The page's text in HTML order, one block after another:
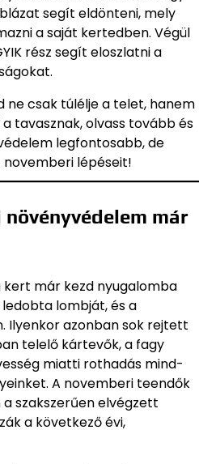
segít eldönteni, mely
a saját kertedben. Végül
rész segít eloszlatni a
ne csak túlélje a telet, hanem
tavasznak, olvass tovább és
legfontosabb, de
lépéseit!
már
már kezd nyugalomba
lombját, és a
Ilyenkor azonban sok rejtett
telelő kártevők, a fagy
miatti rothadás mind-
A novemberi teendők
szakszerűen elvégzett
a következő évi,